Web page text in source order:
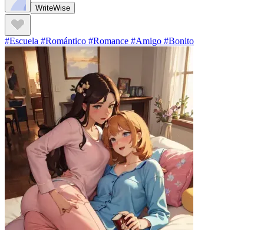
WriteWise
#Escuela #Romántico #Romance #Amigo #Bonito